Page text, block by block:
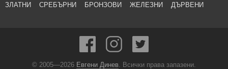
ЗЛАТНИ СРЕБЪРНИ БРОНЗОВИ ЖЕЛЕЗНИ ДЪРВЕНИ
© 2005—2026 Евгени Динев. Всички права запазени.